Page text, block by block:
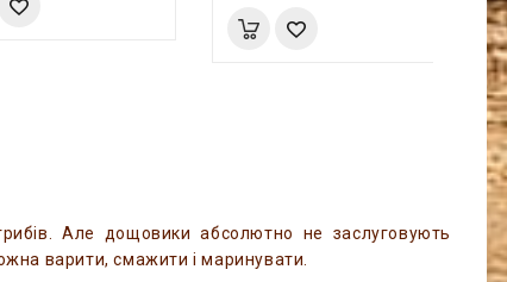
Але дощовики абсолютно не заслуговують
варити, смажити і маринувати.